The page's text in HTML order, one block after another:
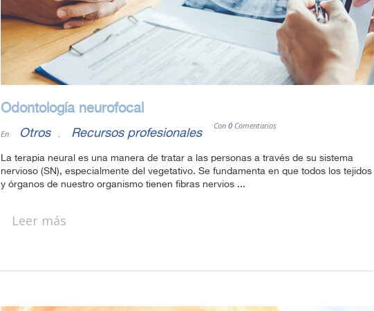
Odontología neurofocal
En Otros , Recursos profesionales
Con 0 Comentarios
La terapia neural es una manera de tratar a las personas a través de su sistema
nervioso (SN), especialmente del vegetativo. Se fundamenta en que todos los tejidos
y órganos de nuestro organismo tienen fibras nervios ...
Leer más